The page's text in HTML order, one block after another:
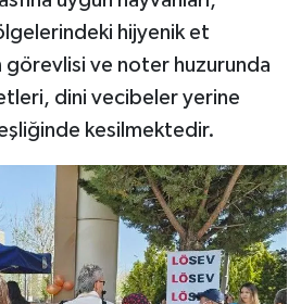
hijyenik et
görevlisi ve noter huzurunda
dini vecibeler yerine
kesilmektedir.